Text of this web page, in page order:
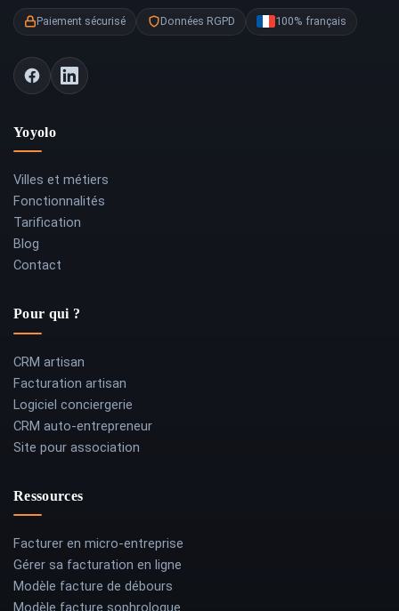
Paiement sécurisé Données RGPD 100% français
Yoyolo
Villes et métiers
Fonctionnalités
Tarification
Blog
Contact
Pour qui ?
CRM artisan
Facturation artisan
Logiciel conciergerie
CRM auto-entrepreneur
Site pour association
Ressources
Facturer en micro-entreprise
Gérer sa facturation en ligne
Modèle facture de débours
Modèle facture sophrologue